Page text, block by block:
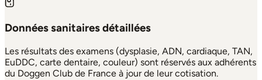
Données sanitaires détaillées
Les résultats des examens (dysplasie, ADN, cardiaque, TAN,
EuDDC, carte dentaire, couleur) sont réservés aux adhérents
du Doggen Club de France à jour de leur cotisation.